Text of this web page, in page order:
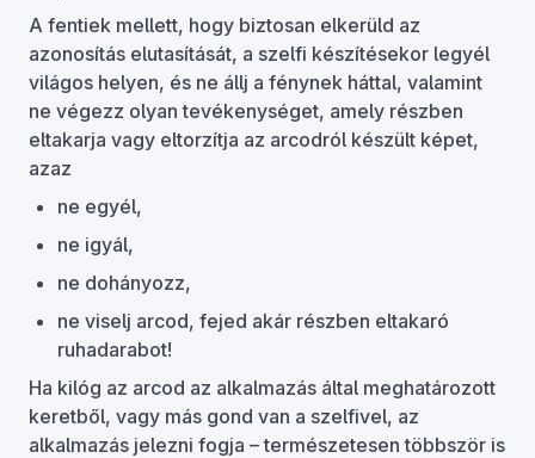
A fentiek mellett, hogy biztosan elkerüld az
azonosítás elutasítását, a szelfi készítésekor legyél
világos helyen, és ne állj a fénynek háttal, valamint
ne végezz olyan tevékenységet, amely részben
eltakarja vagy eltorzítja az arcodról készült képet,
azaz
ne egyél,
ne igyál,
ne dohányozz,
ne viselj arcod, fejed akár részben eltakaró
ruhadarabot!
Ha kilóg az arcod az alkalmazás által meghatározott
keretből, vagy más gond van a szelfivel, az
alkalmazás jelezni fogja – természetesen többször is